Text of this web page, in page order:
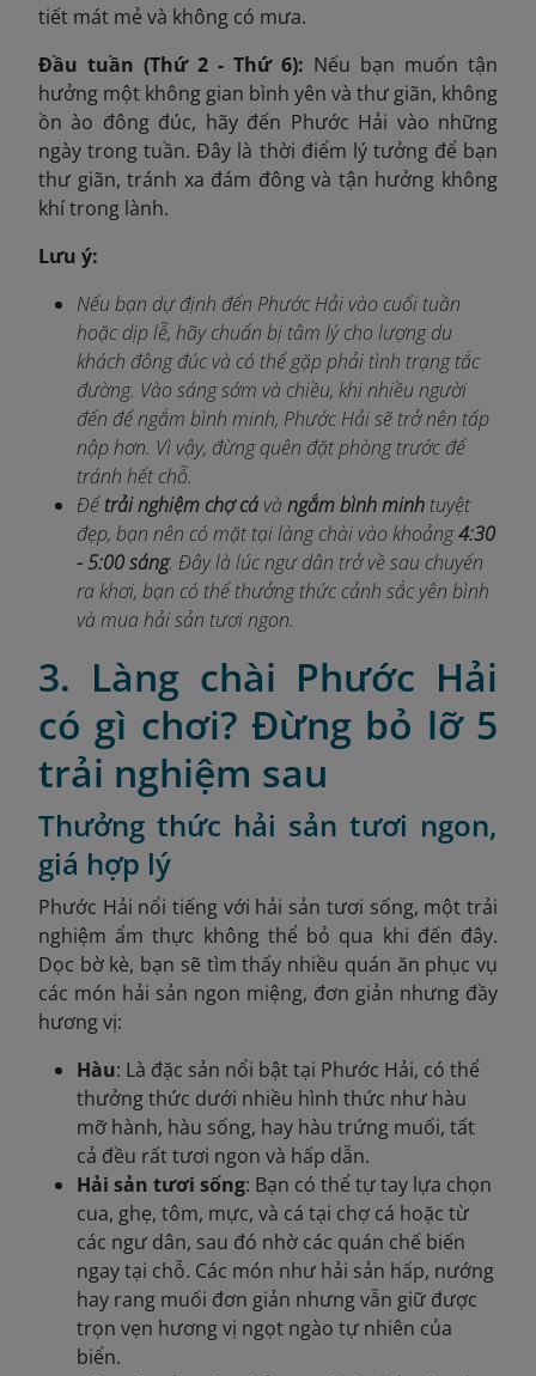
tiết mát mẻ và không có mưa.
Đầu tuần (Thứ 2 - Thứ 6): Nếu bạn muốn tận
hưởng một không gian bình yên và thư giãn, không
ồn ào đông đúc, hãy đến Phước Hải vào những
ngày trong tuần. Đây là thời điểm lý tưởng để bạn
thư giãn, tránh xa đám đông và tận hưởng không
khí trong lành.
Lưu ý:
Nếu bạn dự định đến Phước Hải vào cuối tuần
hoặc dịp lễ, hãy chuẩn bị tâm lý cho lượng du
khách đông đúc và có thể gặp phải tình trạng tắc
đường. Vào sáng sớm và chiều, khi nhiều người
đến để ngắm bình minh, Phước Hải sẽ trở nên tấp
nập hơn. Vì vậy, đừng quên đặt phòng trước để
tránh hết chỗ.
Đểtrải nghiệm chợ cá vàngắm bình minh tuyệt
đẹp, bạn nên có mặt tại làng chài vào khoảng4:30
- 5:00 sáng. Đây là lúc ngư dân trở về sau chuyến
ra khơi, bạn có thể thưởng thức cảnh sắc yên bình
và mua hải sản tươi ngon.
3. Làng chài Phước Hải
có gì chơi? Đừng bỏ lỡ 5
trải nghiệm sau
Thưởng thức hải sản tươi ngon,
giá hợp lý
Phước Hải nổi tiếng với hải sản tươi sống, một trải
nghiệm ẩm thực không thể bỏ qua khi đến đây.
Dọc bờ kè, bạn sẽ tìm thấy nhiều quán ăn phục vụ
các món hải sản ngon miệng, đơn giản nhưng đầy
hương vị:
Hàu: Là đặc sản nổi bật tại Phước Hải, có thể
thưởng thức dưới nhiều hình thức như hàu
mỡ hành, hàu sống, hay hàu trứng muối, tất
cả đều rất tươi ngon và hấp dẫn.
Hải sản tươi sống: Bạn có thể tự tay lựa chọn
cua, ghẹ, tôm, mực, và cá tại chợ cá hoặc từ
các ngư dân, sau đó nhờ các quán chế biến
ngay tại chỗ. Các món như hải sản hấp, nướng
hay rang muối đơn giản nhưng vẫn giữ được
trọn vẹn hương vị ngọt ngào tự nhiên của
biển.